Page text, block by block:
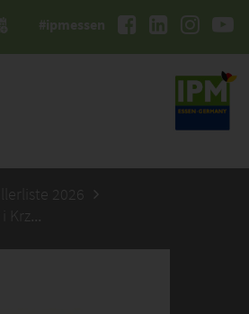
#ipmessen
2026
IGLAK Szkólka Drzew i Krzewów Ozdobnych